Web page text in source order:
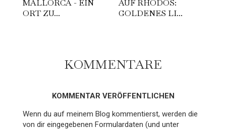
MALLORCA - EIN
ORT ZU...
AUF RHODOS:
GOLDENES LI...
KOMMENTARE
KOMMENTAR VERÖFFENTLICHEN
Wenn du auf meinem Blog kommentierst, werden die
von dir eingegebenen Formulardaten (und unter